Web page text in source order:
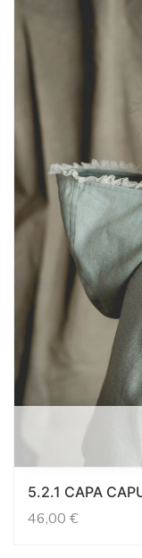
5.2.1 CAPA
46,00 €